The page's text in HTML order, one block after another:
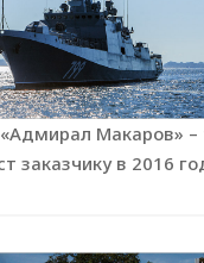
Макаров» –
заказчику в 2016